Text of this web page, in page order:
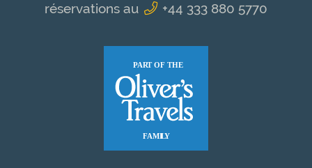
réservations au
+44 333 880 5770